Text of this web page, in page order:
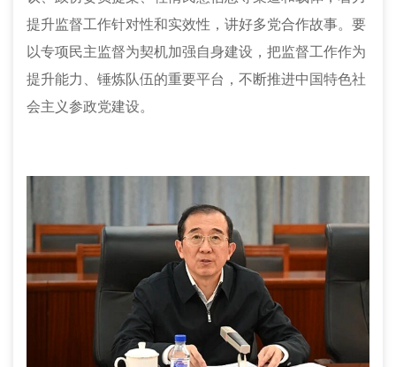
提升监督工作针对性和实效性，讲好多党合作故事。要
以专项民主监督为契机加强自身建设，把监督工作作为
提升能力、锤炼队伍的重要平台，不断推进中国特色社
会主义参政党建设。